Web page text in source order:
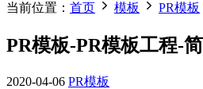
当前位置： 首页 模板 PR模板
PR模板-PR模板工程-
2020-04-06 PR模板